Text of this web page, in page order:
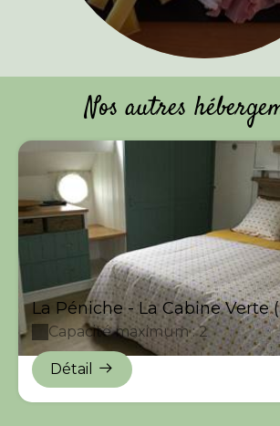
Nos autres
La Péniche - La Cabine Verte
Capacité maximum : 2
Détail